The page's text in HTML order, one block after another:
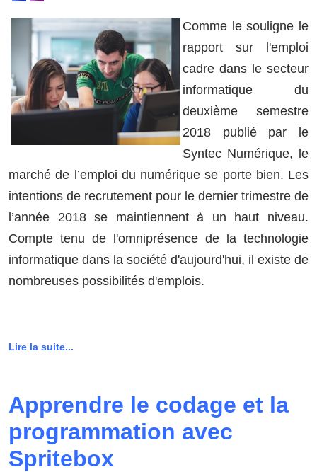
Comme le souligne le
rapport sur l'emploi
cadre dans le secteur
informatique du
deuxième semestre
2018 publié par le
Syntec Numérique, le
marché de l’emploi du numérique se porte bien. Les
intentions de recrutement pour le dernier trimestre de
l’année 2018 se maintiennent à un haut niveau.
Compte tenu de l'omniprésence de la technologie
informatique dans la société d'aujourd'hui, il existe de
nombreuses possibilités d'emplois.
Lire la suite...
Apprendre le codage et la
programmation avec
Spritebox